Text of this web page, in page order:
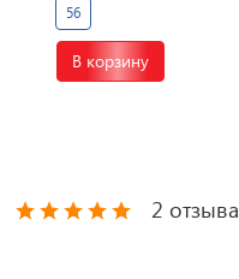
56
В корзину
2 отзыва